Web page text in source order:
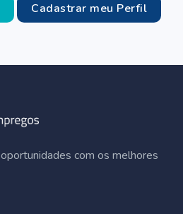
Cadastrar meu Perfil
com os melhores